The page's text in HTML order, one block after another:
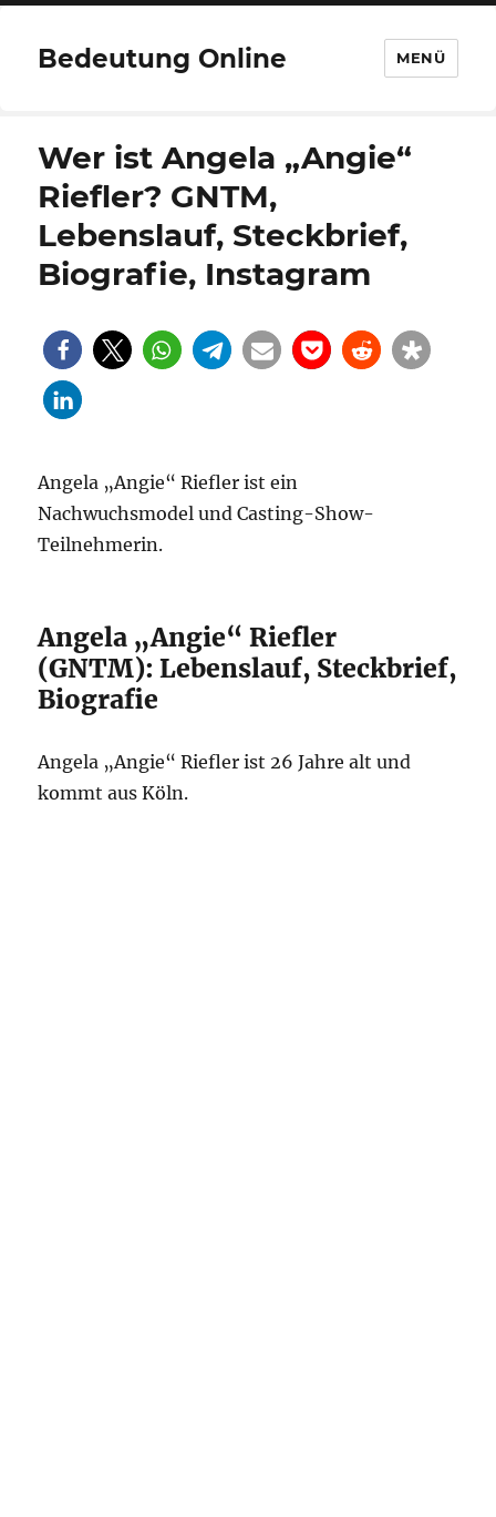
Bedeutung Online MENÜ
Wer ist Angela „Angie“
Riefler? GNTM,
Lebenslauf, Steckbrief,
Biografie, Instagram
Angela „Angie“ Riefler ist ein
Nachwuchsmodel und Casting-Show-
Teilnehmerin.
Angela „Angie“ Riefler
(GNTM): Lebenslauf, Steckbrief,
Biografie
Angela „Angie“ Riefler ist 26 Jahre alt und
kommt aus Köln.